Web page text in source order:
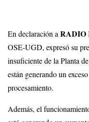
En declaración a RADIO
OSE-UGD, expresó su
insuficiente de la Planta
están generando un
procesamiento.
Además, el